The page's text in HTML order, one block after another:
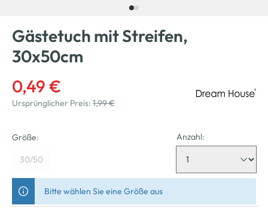
Gästetuch mit Streifen,
30x50cm
0,49 €
Ursprünglicher Preis: 1,99 €
Größe:
30/50
Anzahl:
Bitte wählen Sie eine Größe aus